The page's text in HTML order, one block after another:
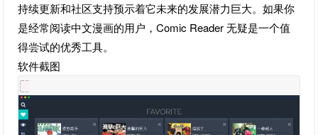
持续更新和社区支持预示着它未来的发展潜力巨大。如果你
是经常阅读中文漫画的用户，Comic Reader 无疑是一个值
得尝试的优秀工具。
软件截图